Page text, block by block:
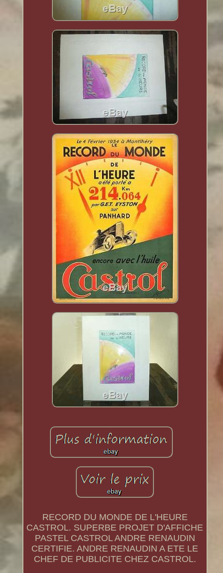
RECORD DU MONDE DE L'HEURE
CASTROL. SUPERBE PROJET D'AFFICHE
PASTEL CASTROL ANDRE RENAUDIN
CERTIFIE. ANDRE RENAUDIN A ETE LE
CHEF DE PUBLICITE CHEZ CASTROL.